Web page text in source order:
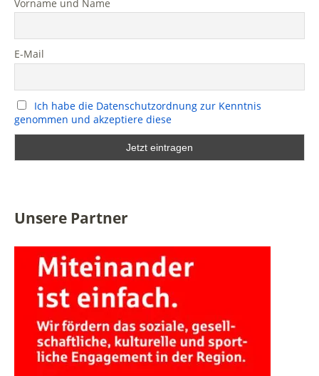
Vorname und Name
E-Mail
Ich habe die Datenschutzordnung zur Kenntnis
genommen und akzeptiere diese
Unsere Partner